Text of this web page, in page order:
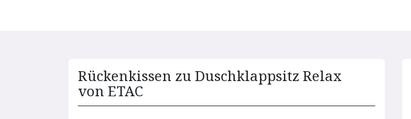
Rückenkissen zu Duschklappsitz Relax
von ETAC